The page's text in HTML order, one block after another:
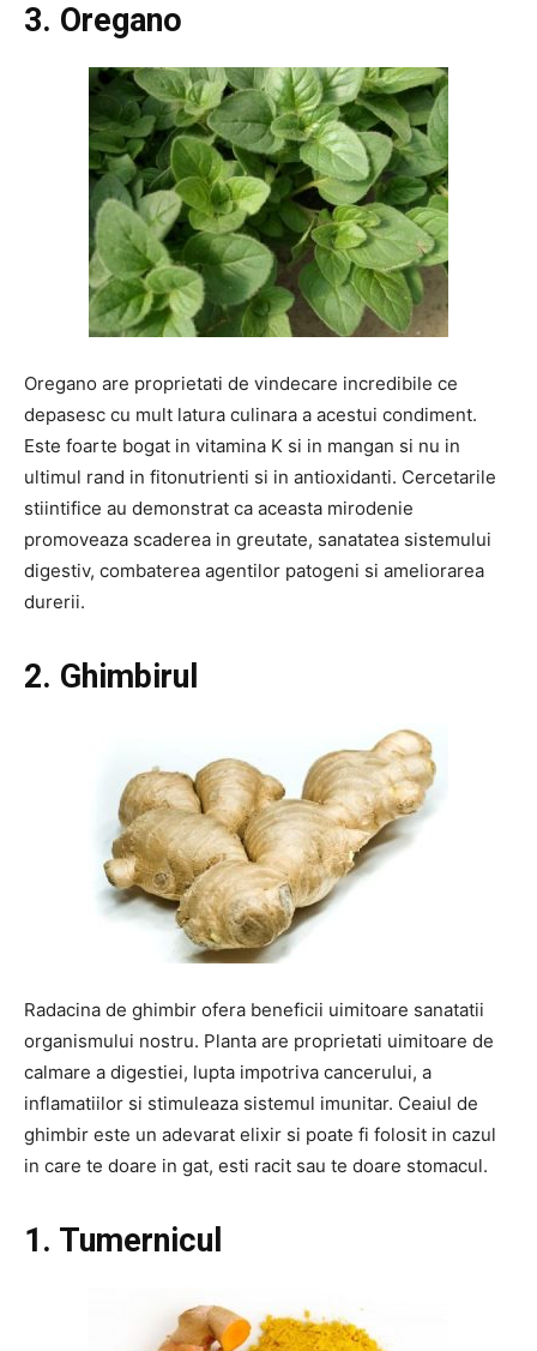
3. Oregano
Oregano are proprietati de vindecare incredibile ce
depasesc cu mult latura culinara a acestui condiment.
Este foarte bogat in vitamina K si in mangan si nu in
ultimul rand in fitonutrienti si in antioxidanti. Cercetarile
stiintifice au demonstrat ca aceasta mirodenie
promoveaza scaderea in greutate, sanatatea sistemului
digestiv, combaterea agentilor patogeni si ameliorarea
durerii.
2. Ghimbirul
Radacina de ghimbir ofera beneficii uimitoare sanatatii
organismului nostru. Planta are proprietati uimitoare de
calmare a digestiei, lupta impotriva cancerului, a
inflamatiilor si stimuleaza sistemul imunitar. Ceaiul de
ghimbir este un adevarat elixir si poate fi folosit in cazul
in care te doare in gat, esti racit sau te doare stomacul.
1. Tumernicul